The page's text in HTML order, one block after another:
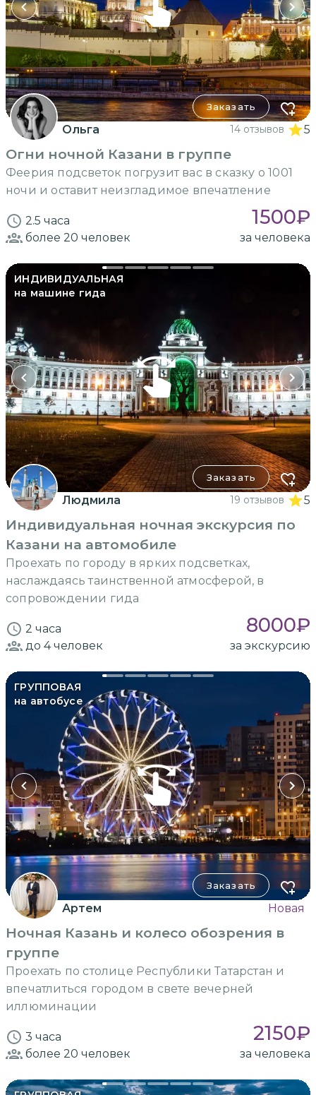
Заказать
Ольга 14 отзывов 5
Огни ночной Казани в группе
Феерия подсветок погрузит вас в сказку о 1001
ночи и оставит неизгладимое впечатление
2.5 часа 1500₽
более 20 человек за человека
ИНДИВИДУАЛЬНАЯ
на машине гида
Заказать
Людмила 19 отзывов 5
Индивидуальная ночная экскурсия по
Казани на автомобиле
Проехать по городу в ярких подсветках,
наслаждаясь таинственной атмосферой, в
сопровождении гида
2 часа 8000₽
до 4человек за экскурсию
ГРУППОВАЯ
на автобусе
Заказать
Артем Новая
Ночная Казань и колесо обозрения в
группе
Проехать по столице Республики Татарстан и
впечатлиться городом в свете вечерней
иллюминации
3 часа 2150₽
более 20 человек за человека